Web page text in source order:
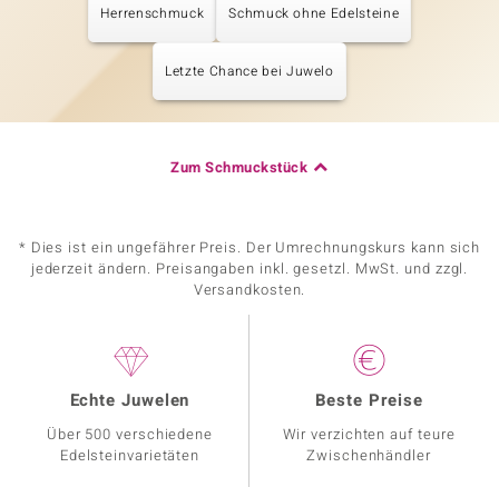
Herrenschmuck Schmuck ohne Edelsteine
Letzte Chance bei Juwelo
Zum Schmuckstück
* Dies ist ein ungefährer Preis. Der Umrechnungskurs kann sich
jederzeit ändern. Preisangaben inkl. gesetzl. MwSt. und zzgl.
Versandkosten.
Echte Juwelen
Über 500 verschiedene
Edelsteinvarietäten
Beste Preise
Wir verzichten auf teure
Zwischenhändler